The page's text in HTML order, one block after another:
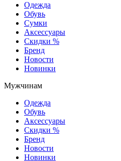
Одежда
Обувь
Сумки
Аксессуары
Скидки %
Бренд
Новости
Новинки
Мужчинам
Одежда
Обувь
Аксессуары
Скидки %
Бренд
Новости
Новинки